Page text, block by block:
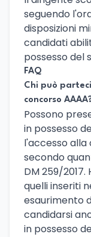
seguendo
disposizioni
candidati
possesso del
FAQ
Chi può
concorso
Possono
in possesso
l'accesso alla
secondo
DM 259/
quelli inseriti
esaurimento
candidarsi
in possesso